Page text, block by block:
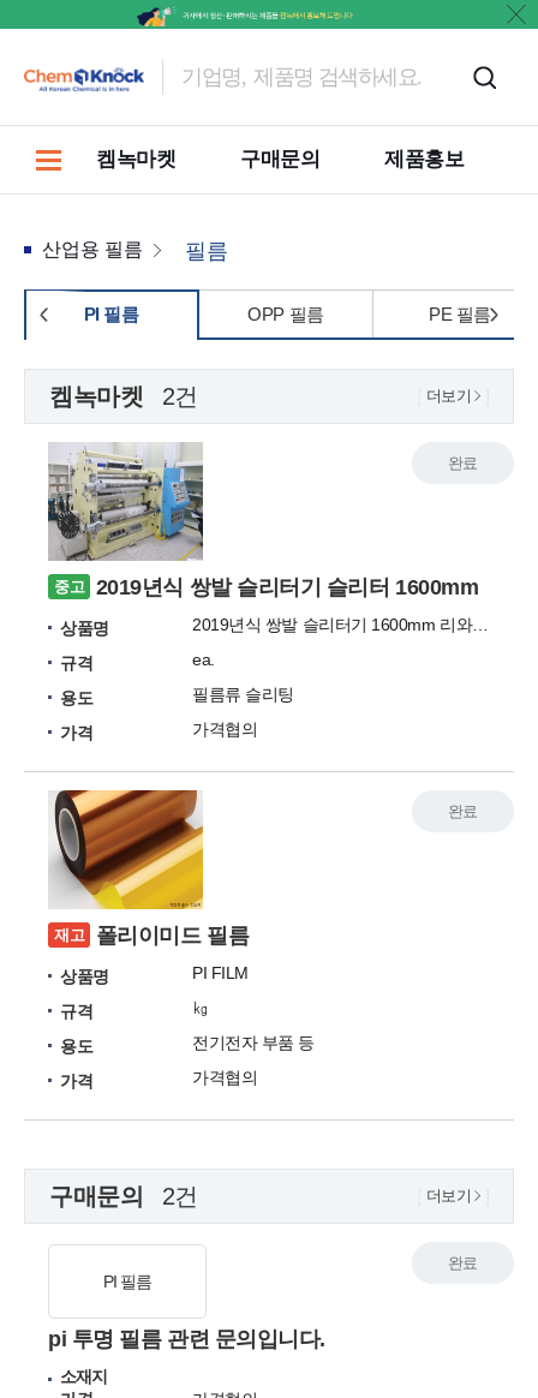
켐녹마켓 구매문의 제품홍보
산업용 필름 필름
PI 필름 OPP 필름 PE 필름
켐녹마켓 2건 더보기
중고 2019년식 쌍발 슬리터기 슬리터 1600mm
상품명
2019년식 쌍발 슬리터기 1600mm 리와인더 후렉션샤프트(개별텐션가능) 터치롤러
규격
ea.
용도
필름류 슬리팅
가격
가격협의
완료
재고 폴리이미드 필름
상품명
PI FILM
규격
㎏
용도
전기전자 부품 등
가격
가격협의
완료
구매문의 2건 더보기
PI 필름
pi 투명 필름 관련 문의입니다.
소재지
완료